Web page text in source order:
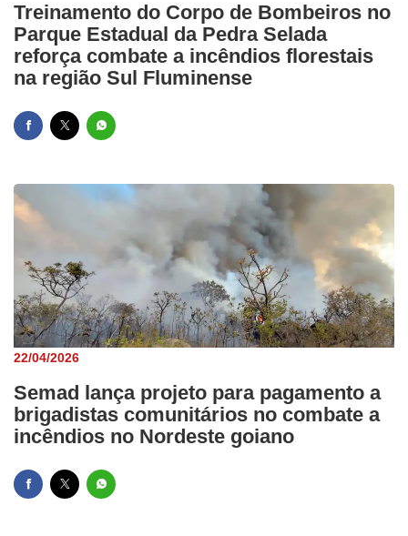
Treinamento do Corpo de Bombeiros no
Parque Estadual da Pedra Selada
reforça combate a incêndios florestais
na região Sul Fluminense
22/04/2026
Semad lança projeto para pagamento a
brigadistas comunitários no combate a
incêndios no Nordeste goiano